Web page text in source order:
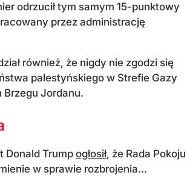
odrzucił tym samym 15-punktowy
przez administrację
również, że nigdy nie zgodzi się
palestyńskiego w Strefie Gazy
Brzegu Jordanu.
Donald Trump ogłosił, że Rada Pokoju
w sprawie rozbrojenia...